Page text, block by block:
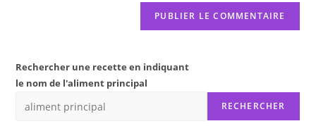
Rechercher une recette en indiquant
le nom de l'aliment principal
RECHERCHER